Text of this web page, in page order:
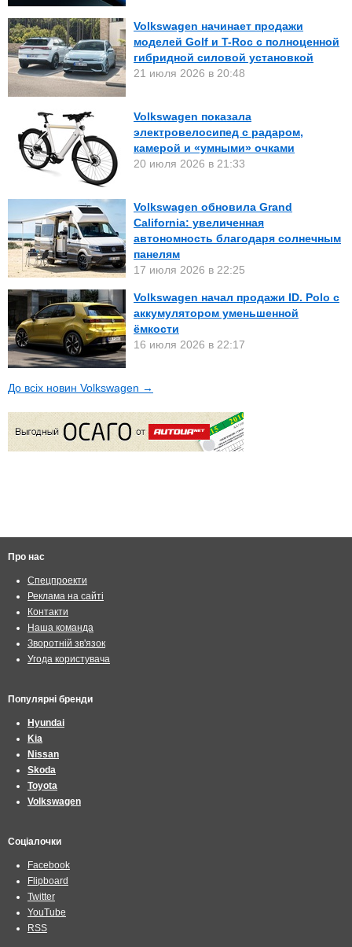
Volkswagen начинает продажи
моделей Golf и T-Roc с полноценной
гибридной силовой установкой
21 июля 2026 в 20:48
Volkswagen показала
электровелосипед с радаром,
камерой и «умными» очками
20 июля 2026 в 21:33
Volkswagen обновила Grand
California: увеличенная
автономность благодаря солнечным
панелям
17 июля 2026 в 22:25
Volkswagen начал продажи ID. Polo с
аккумулятором уменьшенной
ёмкости
16 июля 2026 в 22:17
До всіх новин Volkswagen →
Про нас
Спецпроекти
Реклама на сайті
Контакти
Наша команда
Зворотній зв'язок
Угода користувача
Популярні бренди
Hyundai
Kia
Nissan
Skoda
Toyota
Volkswagen
Соціалочки
Facebook
Flipboard
Twitter
YouTube
RSS